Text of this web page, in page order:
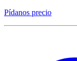
Pídanos precio